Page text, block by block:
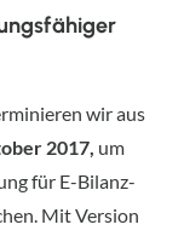
wir aus
2017, um
für E-Bilanz-
Mit Version